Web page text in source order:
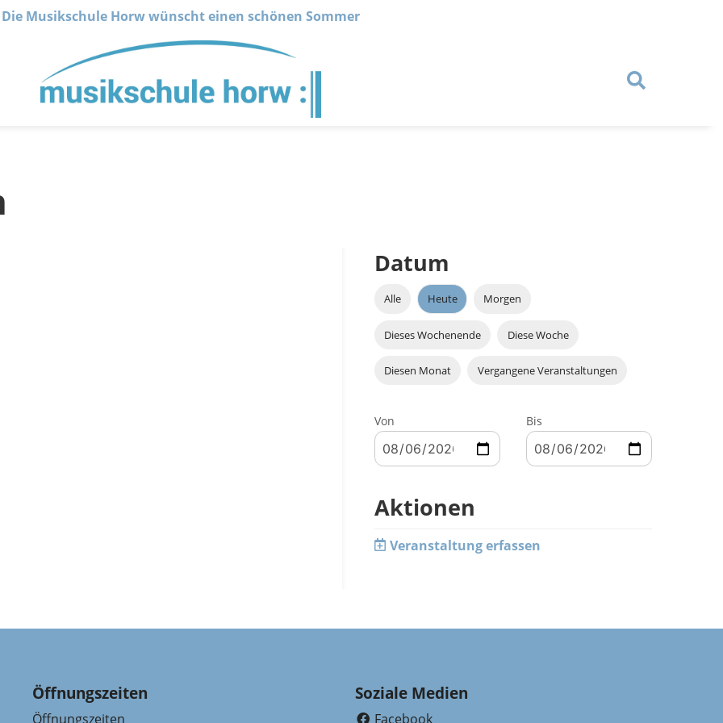
Die Musikschule Horw wünscht einen schönen Sommer
Datum
Alle Heute Morgen
Dieses Wochenende Diese Woche
Diesen Monat Vergangene Veranstaltungen
Von Bis
Aktionen
Veranstaltung erfassen
Öffnungszeiten
Öffnungszeiten
Soziale Medien
Facebook